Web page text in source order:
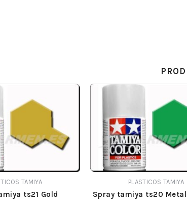
TAMIYA
ts21 Gold
PLASTICOS TAMIYA
Spray tamiya ts20